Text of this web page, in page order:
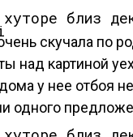
скучала по
над картиной
у нее отбоя
одного